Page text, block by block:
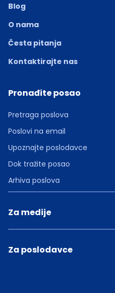
Blog
O nama
Česta pitanja
Kontaktirajte nas
Pronađite posao
Pretraga poslova
Poslovi na email
Upoznajte poslodavce
Dok tražite posao
Arhiva poslova
Za medije
Za poslodavce